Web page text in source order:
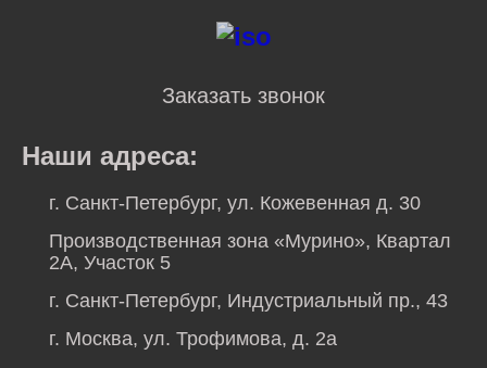
Заказать звонок
Наши адреса:
г. Санкт-Петербург, ул. Кожевенная д. 30
Производственная зона «Мурино», Квартал
2А, Участок 5
г. Санкт-Петербург, Индустриальный пр., 43
г. Москва, ул. Трофимова, д. 2а